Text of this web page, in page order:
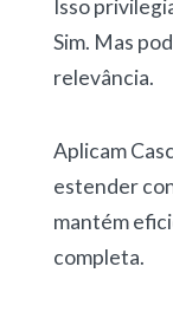
Isso
Sim. Mas
relevância.
Aplicam
estender
mantém
completa.